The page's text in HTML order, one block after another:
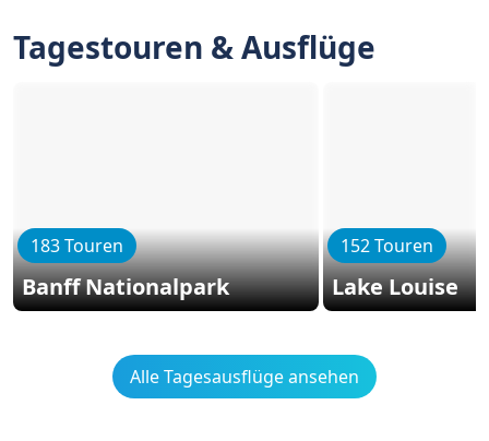
Tagestouren & Ausflüge
183 Touren
Banff Nationalpark
152 Touren
Lake Louise
Alle Tagesausflüge ansehen